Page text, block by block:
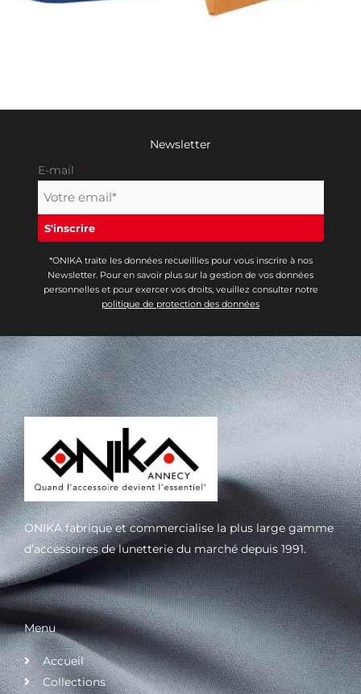
Newsletter
E-mail *
*ONIKA traite les données recueillies pour vous inscrire à nos
Newsletter. Pour en savoir plus sur la gestion de vos données
personnelles et pour exercer vos droits, veuillez consulter notre
politique de protection des données
ONIKA fabrique et commercialise la plus large gamme
d’accessoires de lunetterie du marché depuis 1991.
Menu
Accueil
Collections